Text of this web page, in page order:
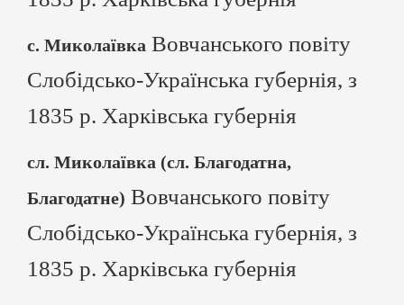
с. Миколаївка Вовчанського повіту
Слобідсько-Українська губернія, з
1835 р. Харківська губернія
сл. Миколаївка (сл. Благодатнa,
Благодатне) Вовчанського повіту
Слобідсько-Українська губернія, з
1835 р. Харківська губернія